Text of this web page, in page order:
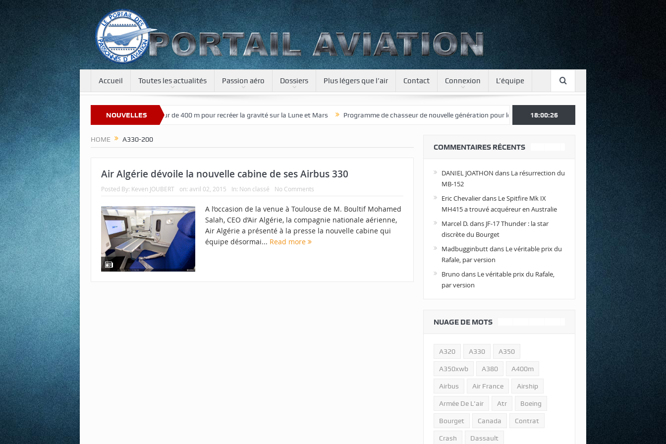
Accueil Toutes les actualités Passion aéro Dossiers Plus légers que l’air Contact Connexion L’équipe
NOUVELLES
Bienvenue sur notre nouveau site Une tour de 400 m pour recréer la gravité sur la Lune et Mars Programme de chasseur de nouvelle génération pour le Japon Une journée spotter à Luxeuil
18:00:26
HOME A330-200
Air Algérie dévoile la nouvelle cabine de ses Airbus 330
Posted By: Keven JOUBERT on: avril 02, 2015 In: Non classé No Comments
A l’occasion de la venue à Toulouse de M. Boultif Mohamed
Salah, CEO d’Air Algérie, la compagnie nationale aérienne,
Air Algérie a présenté à la presse la nouvelle cabine qui
équipe désormai... Read more
COMMENTAIRES RÉCENTS
DANIEL JOATHON dans La résurrection du
MB-152
Eric Chevalierdans Le Spitfire Mk IX
MH415 a trouvé acquéreur en Australie
Marcel D.dans JF-17 Thunder : la star
discrète du Bourget
Madbugginbuttdans Le véritable prix du
Rafale, par version
Bruno dans Le véritable prix du Rafale,
par version
NUAGE DE MOTS
A320 A330 A350
A350xwb A380 A400m
Airbus Air France Airship
Armée De L'air Atr Boeing
Bourget Canada Contrat
Crash Dassault